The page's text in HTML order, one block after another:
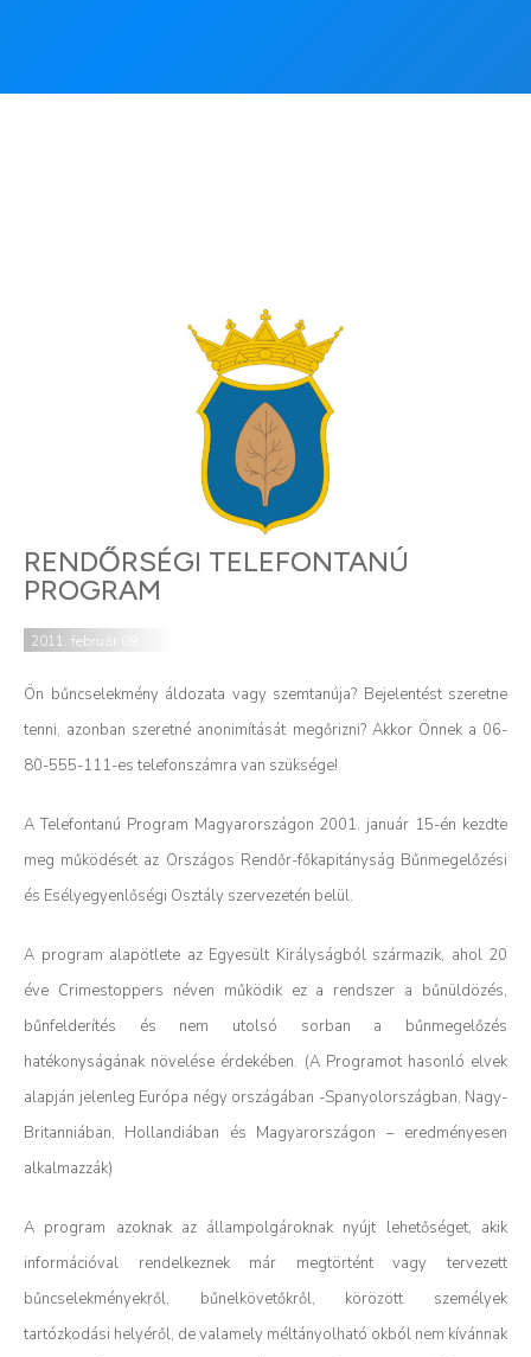
RENDŐRSÉGI TELEFONTANÚ
PROGRAM
2011. február 09.
Ön bűncselekmény áldozata vagy szemtanúja? Bejelentést szeretne
tenni, azonban szeretné anonimítását megőrizni? Akkor Önnek a 06-
80-555-111-es telefonszámra van szüksége!
A Telefontanú Program Magyarországon 2001. január 15-én kezdte
meg működését az Országos Rendőr-főkapitányság Bűnmegelőzési
és Esélyegyenlőségi Osztály szervezetén belül.
A program alapötlete az Egyesült Királyságból származik, ahol 20
éve Crimestoppers néven működik ez a rendszer a bűnüldözés,
bűnfelderítés és nem utolsó sorban a bűnmegelőzés
hatékonyságának növelése érdekében. (A Programot hasonló elvek
alapján jelenleg Európa négy országában -Spanyolországban, Nagy-
Britanniában, Hollandiában és Magyarországon – eredményesen
alkalmazzák)
A program azoknak az állampolgároknak nyújt lehetőséget, akik
információval rendelkeznek már megtörtént vagy tervezett
bűncselekményekről, bűnelkövetőkről, körözött személyek
tartózkodási helyéről, de valamely méltányolható okból nem kívánnak